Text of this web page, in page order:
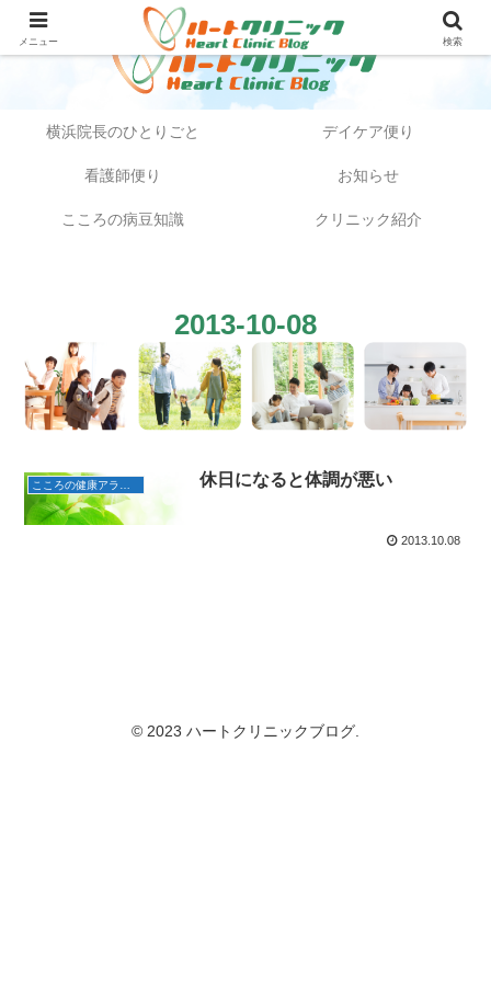
横浜院長のひとりごと デイケア便り
看護師便り お知らせ
こころの病豆知識 クリニック紹介
2013-10-08
休日になると体調が悪い
2013.10.08
© 2023 ハートクリニックブログ.
メニュー 検索